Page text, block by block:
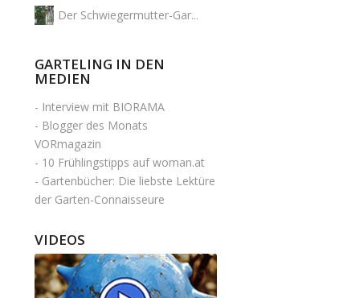
Der Schwiegermutter-Gar...
GARTELING IN DEN
MEDIEN
- Interview mit BIORAMA
- Blogger des Monats
VORmagazin
- 10 Frühlingstipps auf woman.at
- Gartenbücher: Die liebste Lektüre
der Garten-Connaisseure
VIDEOS